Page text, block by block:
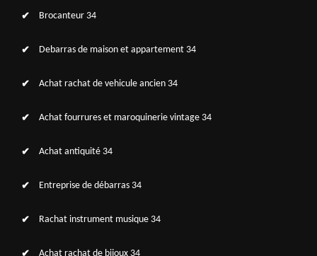
Brocanteur 34
Debarras de maison et appartement 34
Achat rachat de vehicule ancien 34
Achat fourrures et maroquinerie vintage 34
Achat antiquité 34
Entreprise de débarras 34
Rachat instrument musique 34
Achat rachat de bijoux 34